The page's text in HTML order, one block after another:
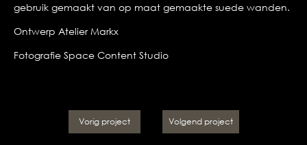
gebruik gemaakt van op maat gemaakte suede wanden.
Ontwerp Atelier Markx
Fotografie Space Content Studio
Vorig project Volgend project